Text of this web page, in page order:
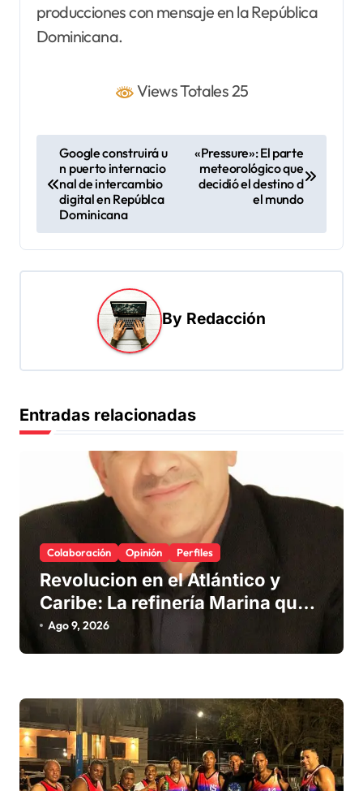
producciones con mensaje en la República
Dominicana.
Views Totales 25
e
g
d
e
r
a
d
a
s
Google construirá u
n puerto internacio
nal de intercambio
digital en Repúblca
Dominicana
«Pressure»: El parte
meteorológico que
decidió el destino d
el mundo
By Redacción
Entradas relacionadas
Colaboración Opinión Perfiles
Revolucion en el Atlántico y
Caribe: La refinería Marina que
promete salvar nuestras playas
Ago 9, 2026